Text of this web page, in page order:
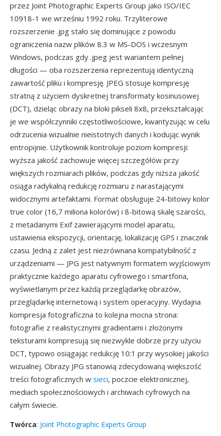
przez Joint Photographic Experts Group jako ISO/IEC
10918-1 we wrześniu 1992 roku. Trzyliterowe
rozszerzenie .jpg stało się dominujące z powodu
ograniczenia nazw plików 8.3 w MS-DOS i wczesnym
Windows, podczas gdy .jpeg jest wariantem pełnej
długości — oba rozszerzenia reprezentują identyczną
zawartość pliku i kompresję. JPEG stosuje kompresję
stratną z użyciem dyskretnej transformaty kosinusowej
(DCT), dzieląc obrazy na bloki pikseli 8x8, przekształcając
je we współczynniki częstotliwościowe, kwantyzując w celu
odrzucenia wizualnie nieistotnych danych i kodując wynik
entropijnie. Użytkownik kontroluje poziom kompresji:
wyższa jakość zachowuje więcej szczegółów przy
większych rozmiarach plików, podczas gdy niższa jakość
osiąga radykalną redukcję rozmiaru z narastającymi
widocznymi artefaktami. Format obsługuje 24-bitowy kolor
true color (16,7 miliona kolorów) i 8-bitową skalę szarości,
z metadanymi Exif zawierającymi model aparatu,
ustawienia ekspozycji, orientację, lokalizację GPS i znacznik
czasu. Jedną z zalet jest niezrównana kompatybilność z
urządzeniami — JPG jest natywnym formatem wyjściowym
praktycznie każdego aparatu cyfrowego i smartfona,
wyświetlanym przez każdą przeglądarkę obrazów,
przeglądarkę internetową i system operacyjny. Wydajna
kompresja fotograficzna to kolejna mocna strona:
fotografie z realistycznymi gradientami i złożonymi
teksturami kompresują się niezwykle dobrze przy użyciu
DCT, typowo osiągając redukcję 10:1 przy wysokiej jakości
wizualnej. Obrazy JPG stanowią zdecydowaną większość
treści fotograficznych w sieci, poczcie elektronicznej,
mediach społecznościowych i archiwach cyfrowych na
całym świecie.
Twórca: Joint Photographic Experts Group